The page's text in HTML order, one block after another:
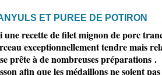
ET PUREE DE POTIRON
recette de filet mignon de porc
exceptionnellement tendre mais
prête à de nombreuses préparations .
afin que les médaillons ne soient pas